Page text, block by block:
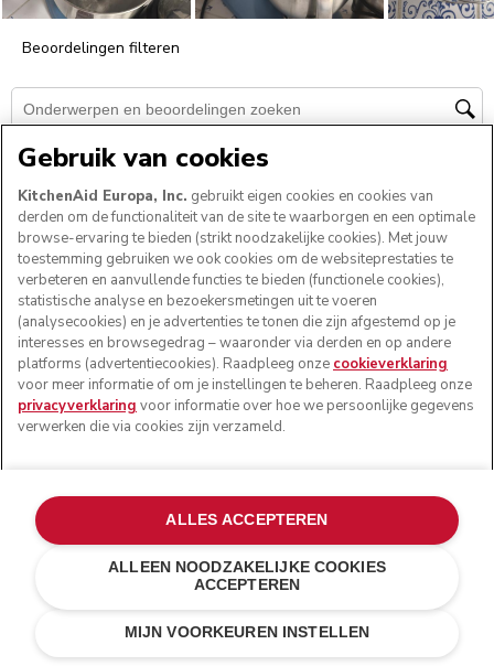
Je gravering (0/24)
Velvet blue
€ 449,25 € 599,00
Kosten besparen€ 149,75
Gebruik van cookies
KitchenAid Europa, Inc. gebruikt eigen cookies en cookies van
derden om de functionaliteit van de site te waarborgen en een optimale
browse-ervaring te bieden (strikt noodzakelijke cookies). Met jouw
toestemming gebruiken we ook cookies om de websiteprestaties te
verbeteren en aanvullende functies te bieden (functionele cookies),
statistische analyse en bezoekersmetingen uit te voeren
(analysecookies) en je advertenties te tonen die zijn afgestemd op je
interesses en browsegedrag – waaronder via derden en op andere
platforms (advertentiecookies). Raadpleeg onze cookieverklaring
voor meer informatie of om je instellingen te beheren. Raadpleeg onze
privacyverklaring voor informatie over hoe we persoonlijke gegevens
verwerken die via cookies zijn verzameld.
MIJN VOORKEUREN INSTELLEN
ALLEEN NOODZAKELIJKE COOKIES
ACCEPTEREN
ALLES ACCEPTEREN